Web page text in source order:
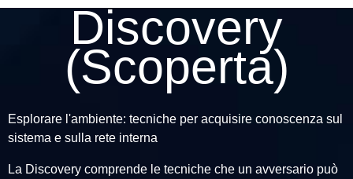
Discovery
(Scoperta)
Esplorare l'ambiente: tecniche per acquisire conoscenza sul
sistema e sulla rete interna
La Discovery comprende le tecniche che un avversario può